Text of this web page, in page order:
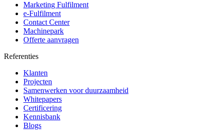
Marketing Fulfilment
e-Fulfilment
Contact Center
Machinepark
Offerte aanvragen
Referenties
Klanten
Projecten
Samenwerken voor duurzaamheid
Whitepapers
Certificering
Kennisbank
Blogs